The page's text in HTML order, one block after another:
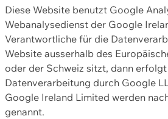
Diese Website benutzt Google
Webanalysedienst der Google
Verantwortliche für die
Website ausserhalb des
oder der Schweiz sitzt, dann
Datenverarbeitung durch Google
Google Ireland Limited werden
genannt.